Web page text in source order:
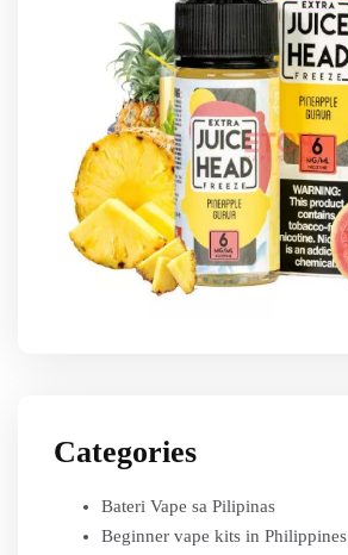
Categories
Bateri Vape sa Pilipinas
Beginner vape kits in Philippines